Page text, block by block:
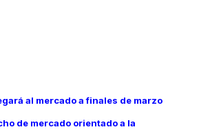
al mercado a finales de marzo
de mercado orientado a la